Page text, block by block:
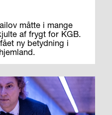
måtte i mange
af frygt for KGB.
ny betydning i